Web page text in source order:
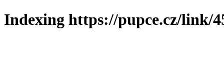
Indexing https://pupce.cz/link/